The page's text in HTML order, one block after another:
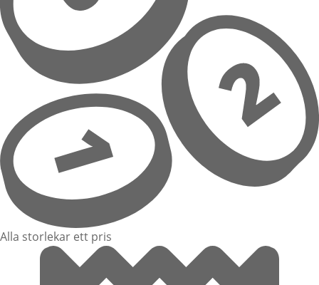
Alla storlekar ett pris